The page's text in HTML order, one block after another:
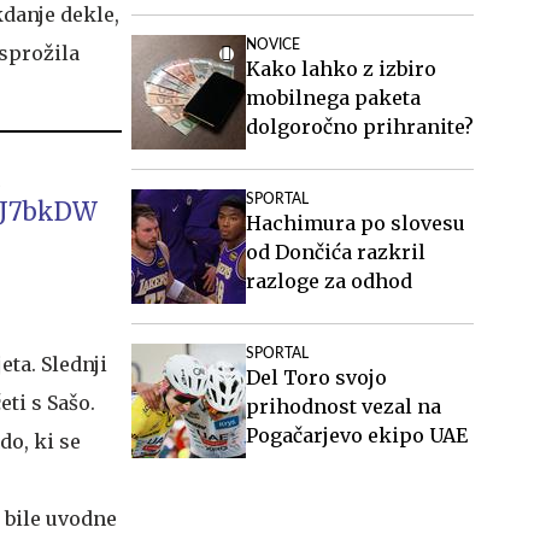
dekle,
Slednji
s Sašo.
ki se
uvodne
NOVICE
Kako lahko z izbiro
mobilnega paketa
dolgoročno prihranite?
SPORTAL
Hachimura po slovesu
od Dončića razkril
razloge za odhod
SPORTAL
Del Toro svojo
prihodnost vezal na
Pogačarjevo ekipo UAE